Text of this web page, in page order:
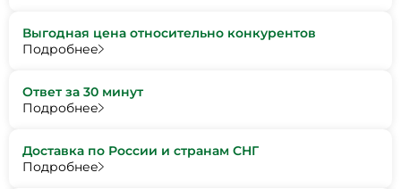
Выгодная цена относительно конкурентов
Подробнее
Ответ за 30 минут
Подробнее
Доставка по России и странам СНГ
Подробнее